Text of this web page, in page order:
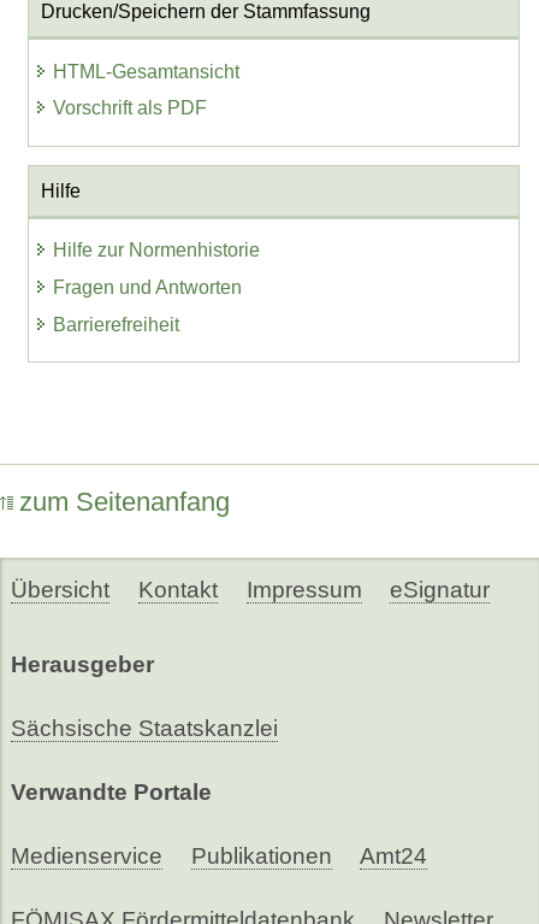
Drucken/Speichern der Stammfassung
HTML-Gesamtansicht
Vorschrift als PDF
Hilfe
Hilfe zur Normenhistorie
Fragen und Antworten
Barrierefreiheit
zum Seitenanfang
Übersicht Kontakt Impressum eSignatur
Herausgeber
Sächsische Staatskanzlei
Verwandte Portale
Medienservice Publikationen Amt24